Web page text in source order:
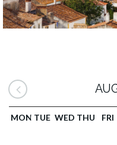
MON TUE WED THU FRI